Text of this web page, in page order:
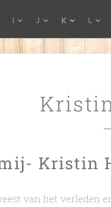
I J K L
Kristin
van het verleden